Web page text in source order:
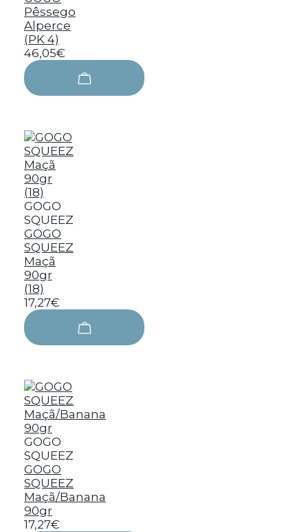
Pêssego
Alperce
(PK 4)
46,05€
GOGO
SQUEEZ
GOGO
SQUEEZ
Maçã
90gr
(18)
17,27€
GOGO
SQUEEZ
GOGO
SQUEEZ
Maçã/Banana
90gr
17,27€